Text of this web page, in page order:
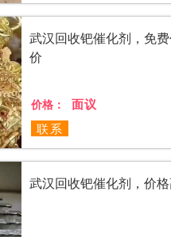
武汉回收钯催化剂，免
价
价格：
面议
联系
武汉回收钯催化剂，价